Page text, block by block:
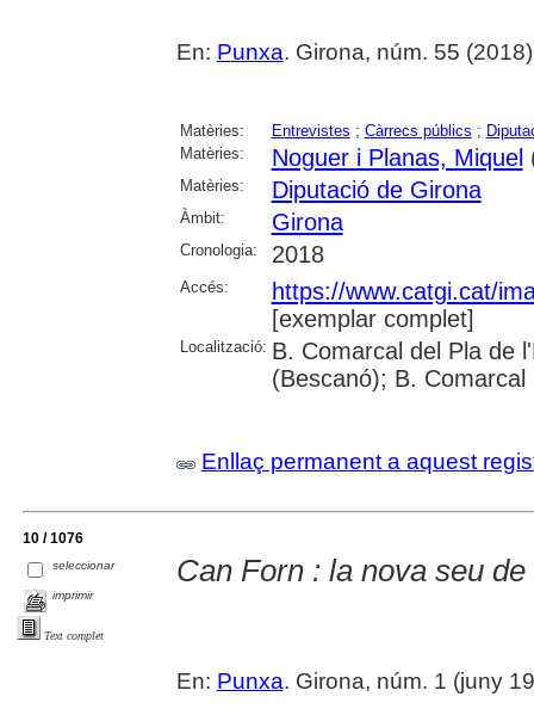
En: Punxa. Girona, núm. 55
Matèries: Entrevistes ; Càrrecs públics ;
Matèries:
Noguer i Planas, Miquel
Matèries: Diputació de Girona
Àmbit: Girona
Cronologia: 2018
Accés:
https://www.catgi.cat/
[exemplar complet]
Localització: B. Comarcal del Pla de
(Bescanó); B.
Enllaç permanent a aquest
10 / 1076
seleccionar
imprimir
Text complet
Can Forn : la nova seu
En: Punxa. Girona, núm. 1 (juny